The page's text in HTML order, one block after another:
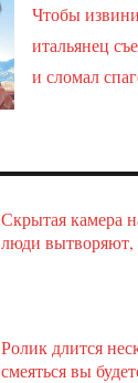
Чтобы
итальянец
и сломал
Скрытая камера
люди вытворяют,
Ролик длится
смеяться вы